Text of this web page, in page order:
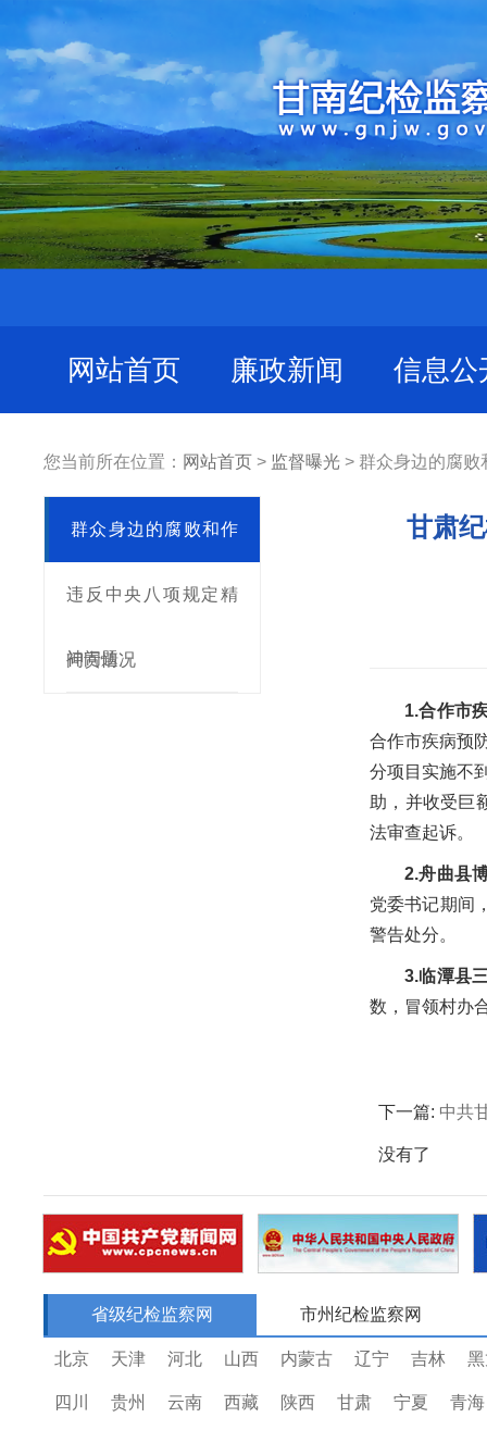
网站首页 廉政新闻 信息公
您当前所在位置： 网站首页 > 监督曝光 > 群众身边的腐败
群众身边的腐败和作
风问题
违反中央八项规定精
神问题
问责情况
甘肃
1.合作市
合作市疾病预
分项目实施不
助，并收受巨
法审查起诉。
2.舟曲县
党委书记期间
警告处分。
3.临潭县
数，冒领村办
下一篇: 中共
没有了
省级纪检监察网 市州纪检监察网
北京 天津 河北 山西 内蒙古 辽宁 吉林
四川 贵州 云南 西藏 陕西 甘肃 宁夏 青海